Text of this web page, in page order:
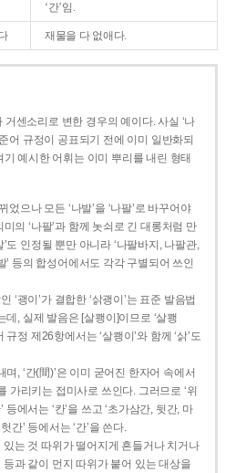
‘간’임.
재물을 다 없애다.
센소리로 변한 경우의 예이다. 사실 ‘나
어 규정이 공표되기 전에 이미 일반화되
예시한 어휘는 이미 뿌리를 내린 형태
었으나 모든 ‘나발’을 ‘나팔’로 바꾸어야
의 ‘나팔’과 함께 놋쇠로 긴 대롱처럼 만
도 인정될 뿐만 아니라 ‘나팔바지, 나팔관,
’ 등의 합성어에서도 각각 구별되어 쓰인
‘괭이’가 결합한 ‘삵괭이’는 표준 발음법
, 실제 발음은 [살쾡이]이므로 ‘살쾡
정 제26항에서는 ‘살쾡이’와 함께 ‘삵’도
, ‘간(間)’은 이미 굳어진 한자어 속에서
가리키는 접미사로 쓰인다. 그러므로 ‘위
에서는 ‘칸’을 쓰고 ‘초가삼간, 뒷간, 마
간’ 등에서는 ‘간’을 쓴다.
있는 것 따위가 떨어지게 흔들거나 치거나
등과 같이 먼지 따위가 붙어 있는 대상을